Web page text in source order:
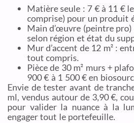
Matière seule : 7 € à 11 €
comprise) pour un produit
Main d’œuvre (peintre pro)
selon région et état du
Mur d’accent de 12 m² :
tout compris.
Pièce de 30 m² murs +
900 € à 1 500 € en
Envie de tester avant de
ml, vendus autour de 3,90 €,
pour valider la nuance à la
engager tout le portefeuille.